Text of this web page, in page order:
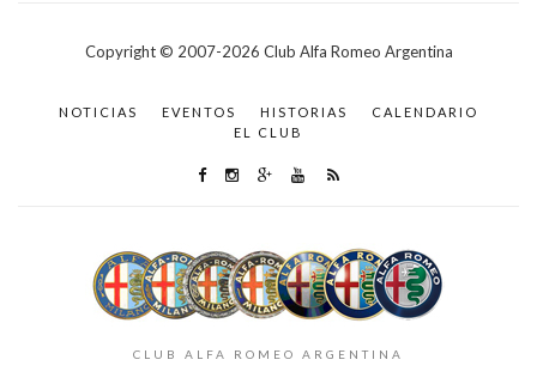
Copyright © 2007-2026 Club Alfa Romeo Argentina
NOTICIAS EVENTOS HISTORIAS
CALENDARIO
EL CLUB
CLUB ALFA ROMEO ARGENTINA